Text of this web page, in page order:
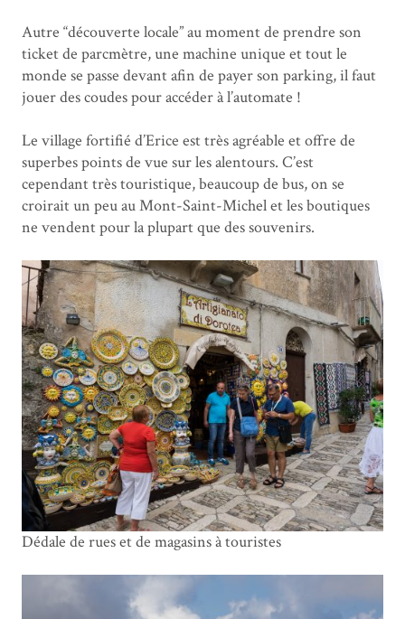
Autre “découverte locale” au moment de prendre son
ticket de parcmètre, une machine unique et tout le
monde se passe devant afin de payer son parking, il faut
jouer des coudes pour accéder à l’automate !
Le village fortifié d’Erice est très agréable et offre de
superbes points de vue sur les alentours. C’est
cependant très touristique, beaucoup de bus, on se
croirait un peu au Mont-Saint-Michel et les boutiques
ne vendent pour la plupart que des souvenirs.
Dédale de rues et de magasins à touristes